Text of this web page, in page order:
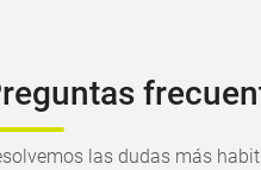
las dudas más